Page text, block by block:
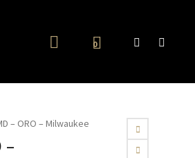
0
– ORO – Milwaukee
–